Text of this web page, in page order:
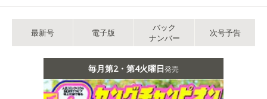
最新号 電子版
バック
ナンバー
次号予告
毎月第2・第4火曜日発売